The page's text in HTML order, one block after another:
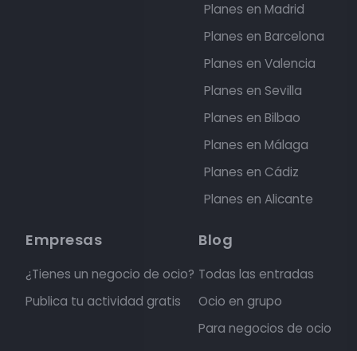
Planes en Madrid
Planes en Barcelona
Planes en Valencia
Planes en Sevilla
Planes en Bilbao
Planes en Málaga
Planes en Cádiz
Planes en Alicante
Empresas
¿Tienes un negocio de ocio?
Publica tu actividad gratis
Blog
Todas las entradas
Ocio en grupo
Para negocios de ocio